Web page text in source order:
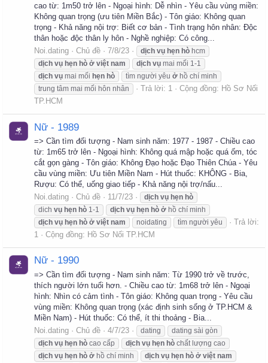
cao từ: 1m50 trở lên - Ngoại hình: Dễ nhìn - Yêu cầu vùng miền:
Không quan trọng (ưu tiên Miền Bắc) - Tôn giáo: Không quan
trọng - Khả năng nội trợ: Biết cơ bản - Tình trạng hôn nhân: Độc
thân hoặc độc thân ly hôn - Nghề nghiệp: Có công...
Noi.dating
Chủ đề 7/8/23 dịch vụ hẹn hò hcm
dịch vụ hẹn hò ở việt nam dịch vụ mai mối 1-1
dịch vụ mai mối hẹn hò tìm người yêu ở hồ chí minh
trung tâm mai mối hôn nhân
Trả lời: 1 Cộng đồng: Hồ Sơ Nối
TP.HCM
Nữ - 1989
=> Cần tìm đối tượng - Nam sinh năm: 1977 - 1987 - Chiều cao
từ: 1m65 trở lên - Ngoại hình: Không quá mập hoặc quá ốm, tóc
cắt gọn gàng - Tôn giáo: Không Đạo hoặc Đạo Thiên Chúa - Yêu
cầu vùng miền: Ưu tiên Miền Nam - Hút thuốc: KHÔNG - Bia,
Rượu: Có thể, uống giao tiếp - Khả năng nội trợ/nấu...
Noi.dating
Chủ đề 11/7/23 dịch vụ hẹn hò
dich vụ hẹn hò 1-1 dịch vụ hẹn hò ở hồ chí minh
dịch vụ hẹn hò ở việt nam noidating tìm người yêu
Trả lời:
1
Cộng đồng: Hồ Sơ Nối TP.HCM
Nữ - 1990
=> Cần tìm đối tượng - Nam sinh năm: Từ 1990 trở về trước,
thích người lớn tuổi hơn. - Chiều cao từ: 1m68 trở lên - Ngoại
hình: Nhìn có cảm tình - Tôn giáo: Không quan trọng - Yêu cầu
vùng miền: Không quan trọng (xác định sinh sống ở TP.HCM &
Miền Nam) - Hút thuốc: Có thể, ít thi thoảng - Bia...
Noi.dating
Chủ đề 4/7/23 dating
dating sài gòn
dịch vụ hẹn hò cao cấp dịch vụ hẹn hò chất lượng cao
dịch vụ hẹn hò ở hồ chí minh dịch vụ hẹn hò ở việt nam